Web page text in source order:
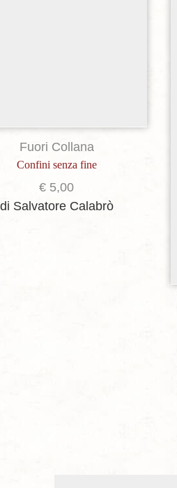
Fuori Collana
Confini senza fine
€ 5,00
di Salvatore Calabrò